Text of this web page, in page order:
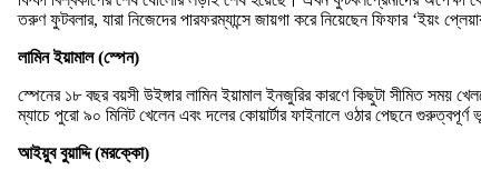
তরুণ ফুটবলার, যারা নিজেদের পারফরম্যান্সে জায়গা করে নিয়েছেন ফিফার ‘ইয়ং
লামিন ইয়ামাল (স্পেন)
স্পেনের ১৮ বছর বয়সী উইঙ্গার লামিন ইয়ামাল ইনজুরির কারণে কিছুটা সীমিত সময়
ম্যাচে পুরো ৯০ মিনিট খেলেন এবং দলের কোয়ার্টার ফাইনালে ওঠার পেছনে
আইয়ুব বুয়াদ্দি (মরক্কো)